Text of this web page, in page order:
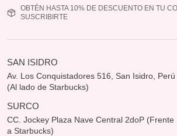
OBTÉN HASTA 10% DE DESCUENTO EN TU
SUSCRIBIRTE
SAN ISIDRO
Av. Los Conquistadores 516, San Isidro, Perú
(Al lado de Starbucks)
SURCO
CC. Jockey Plaza Nave Central 2doP (Frente
a Starbucks)